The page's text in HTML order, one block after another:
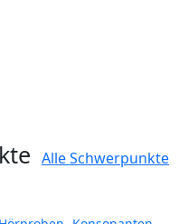
Alle Schwerpunkte